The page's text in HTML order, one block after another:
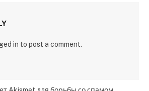
in to post a comment.